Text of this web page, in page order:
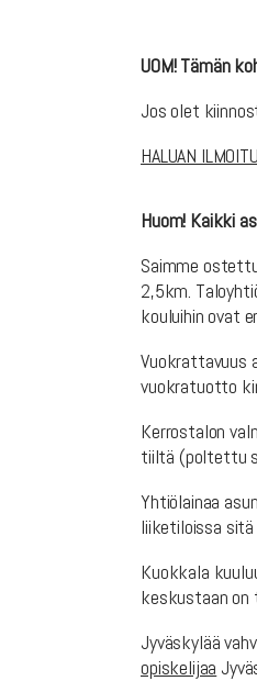
UOM! Tämän
Jos olet
HALUAN
Huom! Kaikki
Saimme
2,5km.
kouluihin ovat
Vuokrattavuus
vuokratuotto
Kerrostalon
tiiltä (poltettu
Yhtiölainaa
liiketiloissa
Kuokkala
keskustaan on
Jyväskylää
opiskelijaa